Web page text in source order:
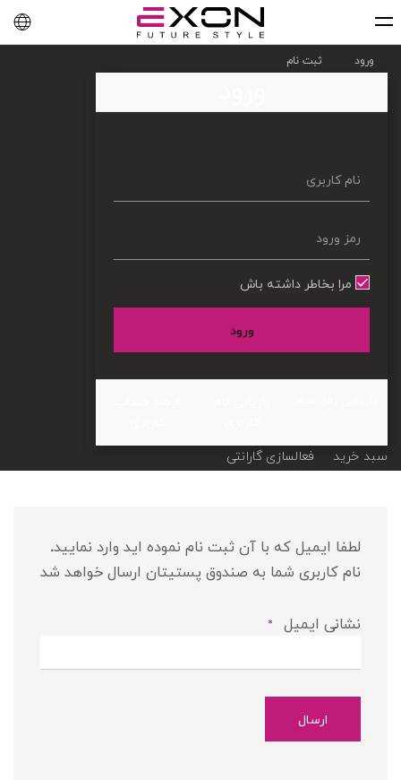
ورود ثبت نام
مرا بخاطر داشته باش
ورود
سبد خرید فعالسازی گارانتی
لطفا ایمیل که با آن ثبت نام نموده اید وارد نمایید.
نام کاربری شما به صندوق پستیتان ارسال خواهد شد
نشانی ایمیل *
ارسال